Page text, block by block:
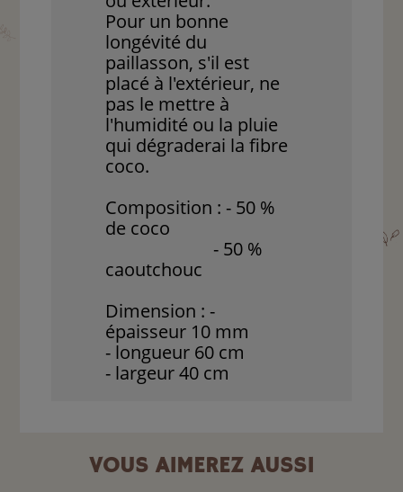
Pour un bonne
longévité du
paillasson, s'il est
placé à l'extérieur, ne
pas le mettre à
l'humidité ou la pluie
qui dégraderai la fibre
coco.
Composition : - 50 %
de coco
- 50 %
caoutchouc
Dimension : -
épaisseur 10 mm
- longueur 60 cm
- largeur 40 cm
VOUS AIMEREZ AUSSI